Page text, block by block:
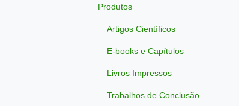
Produtos
Artigos Científicos
E-books e Capítulos
Livros Impressos
Trabalhos de Conclusão